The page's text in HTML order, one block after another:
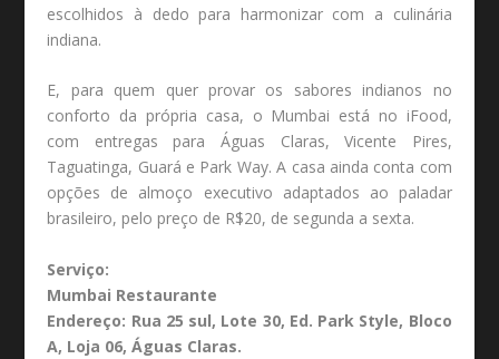
escolhidos à dedo para harmonizar com a culinária
indiana.
E, para quem quer provar os sabores indianos no
conforto da própria casa, o Mumbai está no iFood,
com entregas para Águas Claras, Vicente Pires,
Taguatinga, Guará e Park Way. A casa ainda conta com
opções de almoço executivo adaptados ao paladar
brasileiro, pelo preço de R$20, de segunda a sexta.
Serviço:
Mumbai Restaurante
Endereço: Rua 25 sul, Lote 30, Ed. Park Style, Bloco
A, Loja 06, Águas Claras.